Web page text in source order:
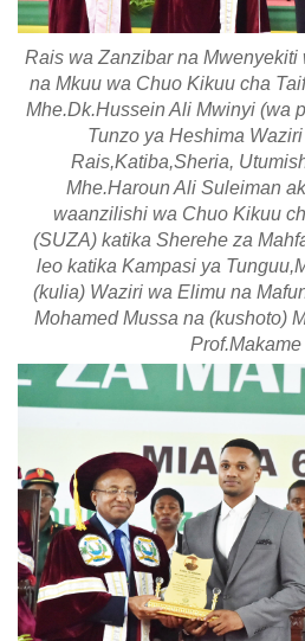
Rais wa Zanzibar na
na Mkuu wa Chuo Kikuu cha
Mhe.Dk.Hussein Ali Mwinyi (wa
Tunzo ya Heshima
Rais,Katiba,Sheria,
Mhe.Haroun Ali Suleiman
waanzilishi wa Chuo Kikuu
(SUZA) katika Sherehe za
leo katika Kampasi ya
(kulia) Waziri wa Elimu na
Mohamed Mussa na (kushoto)